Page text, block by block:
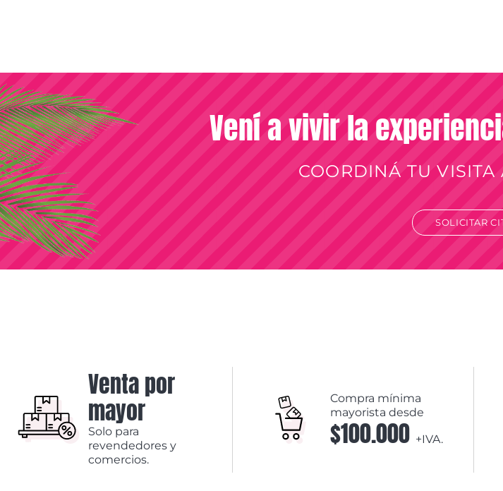
Vení a vivir la
COORDINÁ TU
SOLICITAR
Venta por
mayor
Solo para
revendedores y
comercios.
Compra mínima
mayorista desde
$100.000 +IVA.